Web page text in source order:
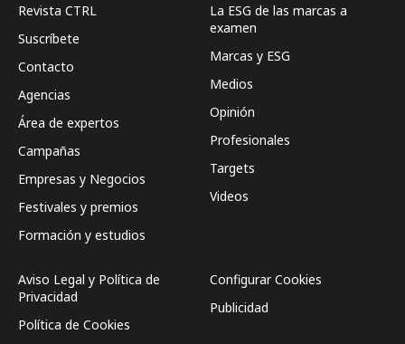
Revista CTRL
Suscríbete
Contacto
Agencias
Área de expertos
Campañas
Empresas y Negocios
Festivales y premios
Formación y estudios
La ESG de las marcas a
examen
Marcas y ESG
Medios
Opinión
Profesionales
Targets
Videos
Aviso Legal y Política de
Privacidad
Política de Cookies
Configurar Cookies
Publicidad